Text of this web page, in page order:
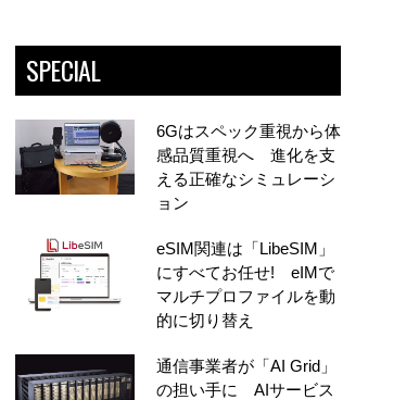
SPECIAL
6Gはスペック重視から体
感品質重視へ 進化を支
える正確なシミュレーシ
ョン
eSIM関連は「LibeSIM」
にすべてお任せ! eIMで
マルチプロファイルを動
的に切り替え
通信事業者が「AI Grid」
の担い手に AIサービス